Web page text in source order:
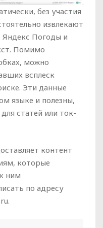
без участия
извлекают
Яндекс Погоды и
Помимо
можно
всплеск
Эти данные
языке и полезны,
статей или ток-
контент
которые
ним
по адресу